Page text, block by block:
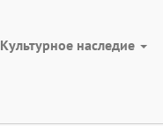
Культурное наследие